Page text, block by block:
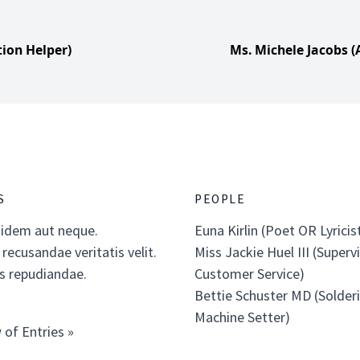
Helper) Ms. Michele Jacobs
aut neque.
veritatis velit.
repudiandae.
of Entries »
PEOPLE
Euna Kirlin (Poet OR
Miss Jackie Huel III
Customer Service)
Bettie Schuster MD
Machine Setter)